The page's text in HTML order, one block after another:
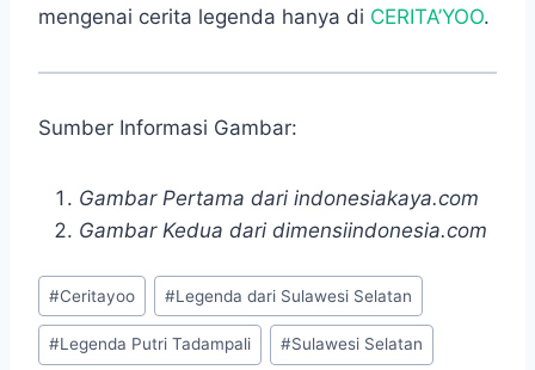
mengenai cerita legenda hanya di CERITA’YOO.
Sumber Informasi Gambar:
Gambar Pertama dari indonesiakaya.com
Gambar Kedua dari dimensiindonesia.com
Post
Tags:
#Ceritayoo #Legenda dari Sulawesi Selatan
#Legenda Putri Tadampali #Sulawesi Selatan